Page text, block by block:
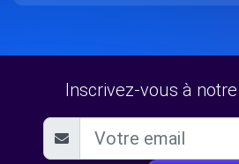
Inscrivez-vous à